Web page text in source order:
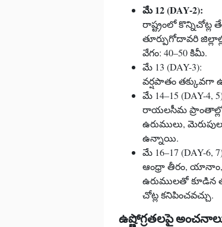
మే 12 (DAY-2):
రాష్ట్రంలో కొన్నిచోట్ల
తూర్పుగోదావరి
వేగం: 40–50 కిమీ.
మే 13 (DAY-3):
వర్షపాతం తక్కువగా
మే 14–15 (DAY-4,
రాయలసీమ ప్రాంతాల్లో
ఉరుములు,
ఉన్నాయి.
మే 16–17 (DAY-6,
ఆంధ్రా తీరం, యానాం,
ఉరుములతో కూడిన
చోట్ల కనిపించవచ్చు.
ఉష్ణోగ్రతలపై